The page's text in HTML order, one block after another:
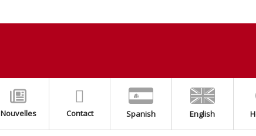
Nouvelles Contact Spanish English